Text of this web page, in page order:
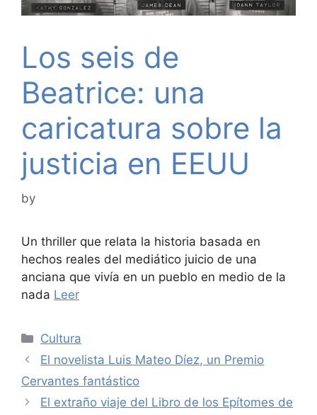
Los seis de
Beatrice: una
caricatura sobre la
justicia en EEUU
by
Un thriller que relata la historia basada en
hechos reales del mediático juicio de una
anciana que vivía en un pueblo en medio de la
nada Leer
Categories
Cultura
El novelista Luis Mateo Díez, un Premio
Cervantes fantástico
El extraño viaje del Libro de los Epítomes de